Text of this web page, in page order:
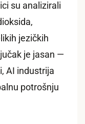
su analizirali
jezičkih
je jasan —
AI industrija
potrošnju